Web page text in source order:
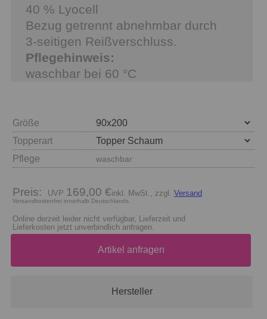
40 % Lyocell
Bezug getrennt abnehmbar durch
3-seitigen Reißverschluss.
Pflegehinweis:
waschbar bei 60 °C
Größe
Topperart
Pflege
waschbar
Preis: 169,00 €inkl. MwSt., zzgl. Versand
Versandkostenfrei innerhalb Deutschlands.
Online derzeit leider nicht verfügbar, Lieferzeit und
Lieferkosten jetzt unverbindlich anfragen.
Artikel anfragen
Hersteller